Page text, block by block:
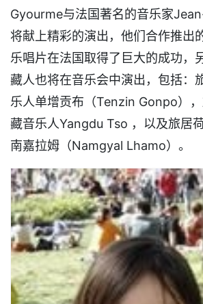
Gyourme与法国著名的音乐家
将献上精彩的演出，他们合作推出
乐唱片在法国取得了巨大的成功，
藏人也将在音乐会中演出，包括：
乐人单增贡布（Tenzin Gonpo）
藏音乐人Yangdu Tso ，以及旅居
南嘉拉姆（Namgyal Lhamo）。